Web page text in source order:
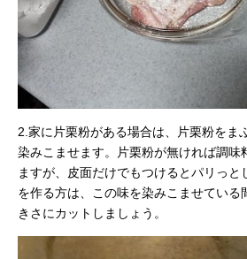
2.家に片栗粉がある場合は、片栗粉をま
染みこませます。片栗粉が無ければ調味
ますが、皮面だけでもつけるとパリっ
を作る方は、この味を染みこませている
きさにカットしましょう。